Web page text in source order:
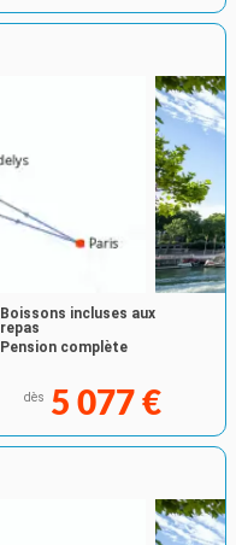
Boissons incluses aux
repas
Pension complète
dès 5 077 €